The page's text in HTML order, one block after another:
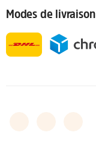
Modes de livraison